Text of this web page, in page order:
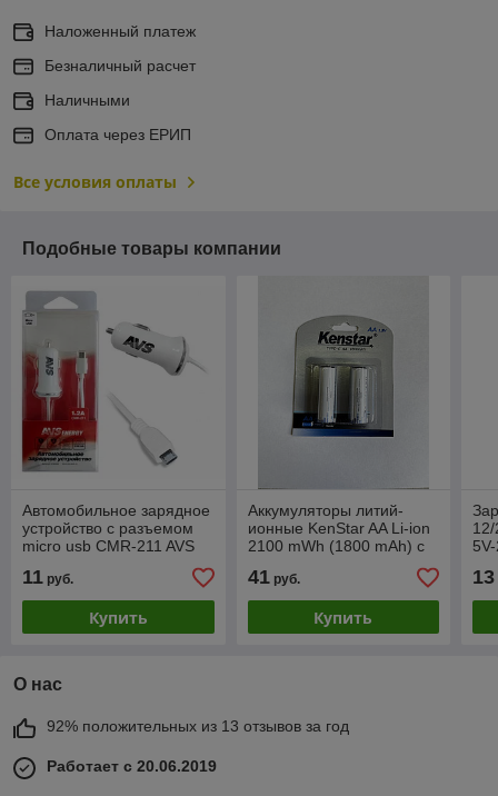
Наложенный платеж
Безналичный расчет
Наличными
Оплата через ЕРИП
Все условия оплаты
Подобные товары компании
Автомобильное зарядное
устройство с разъемом
micro usb CMR-211 AVS
11 руб.
Купить
Аккумуляторы литий-
ионные KenStar AA Li-ion
2100 mWh (1800 mAh) с
разъемом зарядки Type-
C BL-2 (блистер 2 шт.)
41руб.
Купить
13
О нас
92% положительных из 13 отзывов за год
Работает с 20.06.2019